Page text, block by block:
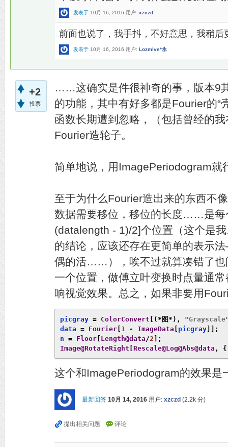
发表于 10月 16, 2016 用户: xzczd
前面也说了，我手抖，不好意思，我稍后
发表于 10月 16, 2016 用户: Lozmlve*永
+2
投票
……这确实是件很神奇的事，版本9
的功能，其中有好多都是Fourier的“
函数长期遭到忽略，（包括曾经的
Fourier造轮子。
简单地说，用ImagePeriodogram就
至于为什么Fourier造出来的东西不
数据需要移位，移位的长度……是每
(datalength - 1)/2]个位置（这个是
的结论，应该还存在更简单的表示
偶的活……），唉不过就算凑错了也
一个位置，做傅立叶变换时点量通
响视觉效果。总之，如果非要用
picgray = ColorConvert [(*图*),
data = Fourier 1 - ImageData picgray ]];
n = Floor Length@data/2 ];
Image@RotateRight Rescale@Log@Abs@data ,
这个和ImagePeriodogram的效果是
最新回答 10月 14, 2016 用户: xzczd (2.2k 分)